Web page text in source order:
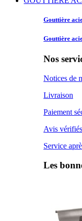
Gouttière
Gouttière
Nos
Notices de
Livraison
Paiement
Avis vérifiés
Service
Les